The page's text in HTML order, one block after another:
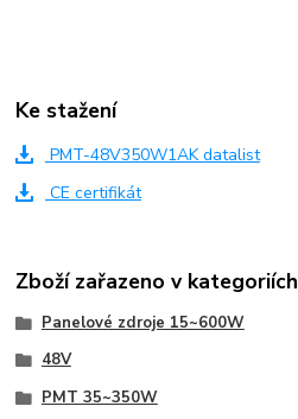
Ke stažení
PMT-48V350W1AK datalist
CE certifikát
Zboží zařazeno v kategoriích
Panelové zdroje 15~600W
48V
PMT 35~350W